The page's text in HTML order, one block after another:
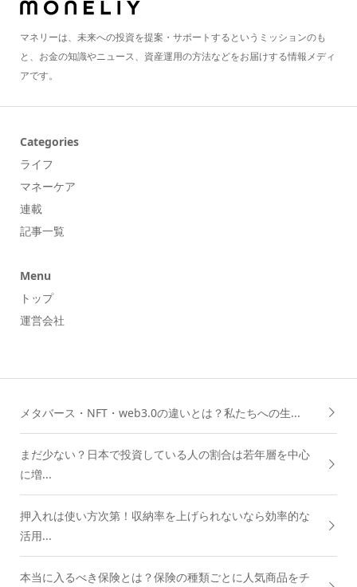
マネリーは、未来への投資を提案・サポートするというミッションのも
と、お金の知識やニュース、資産運用の方法などをお届けする情報メディ
アです。
Categories
ライフ
マネーケア
連載
記事一覧
Menu
トップ
運営会社
メタバース・NFT・web3.0の違いとは？私たちへの生...
まだ少ない？日本で投資している人の割合は若年層を中心
に増...
押入れは使い方次第！収納率を上げられないなら効率的な
活用...
本当に入るべき保険とは？保険の種類ごとに人気商品をチ